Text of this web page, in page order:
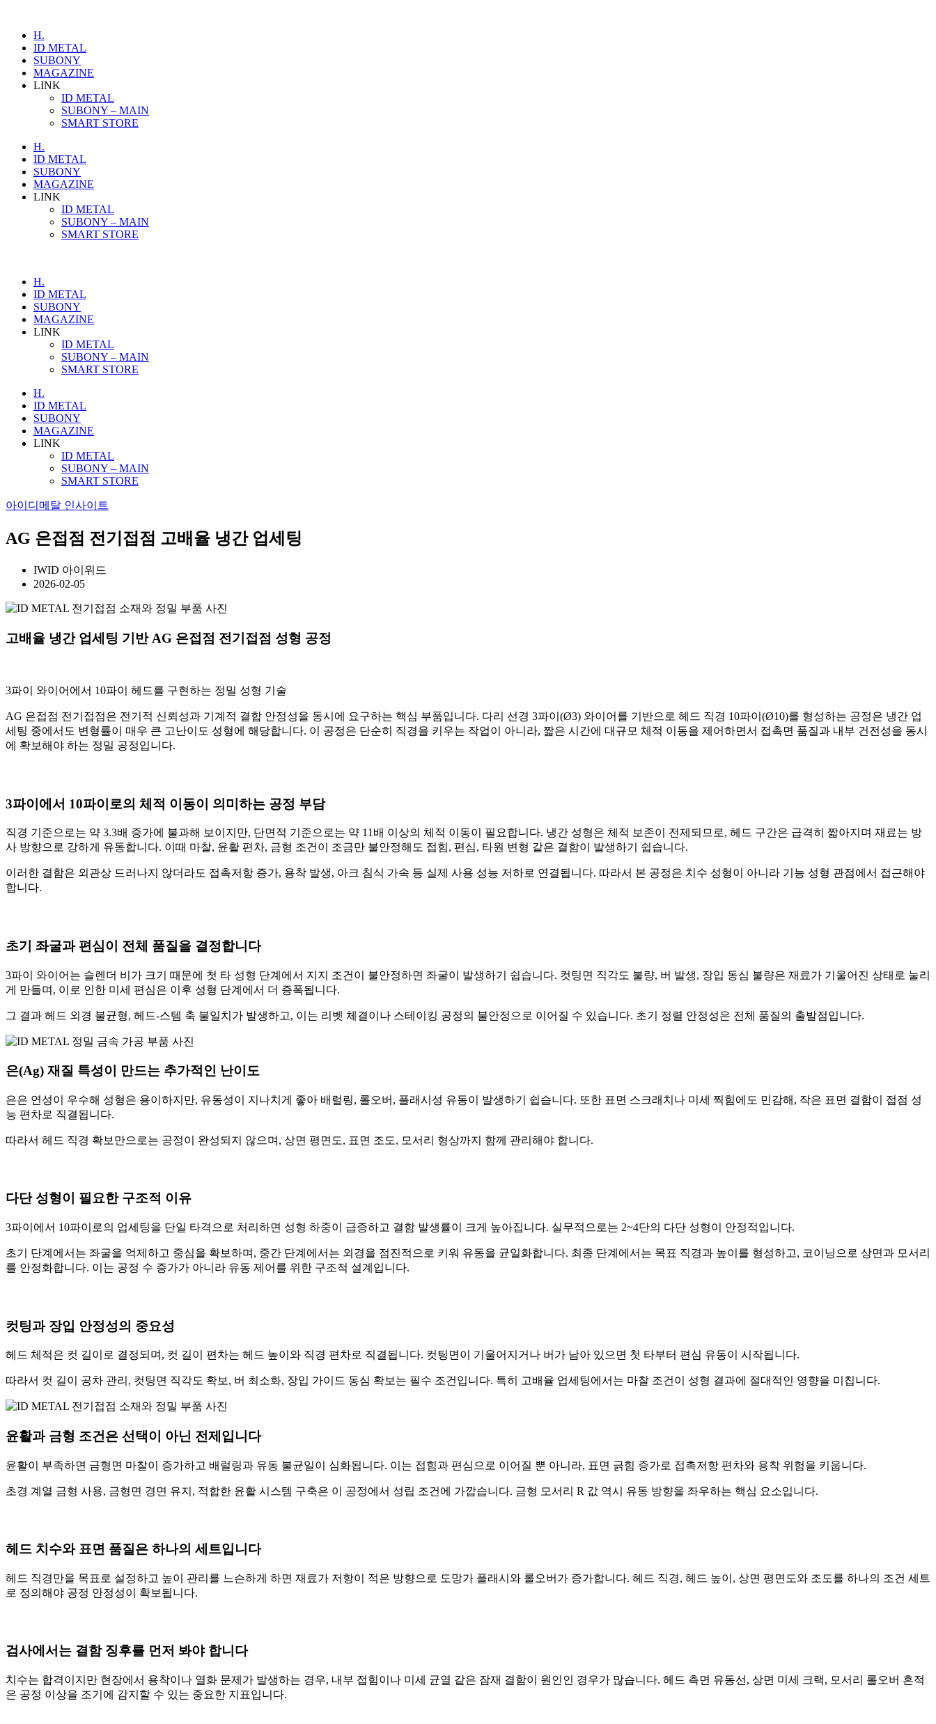
H.
ID METAL
SUBONY
MAGAZINE
LINK
ID METAL
SUBONY – MAIN
SMART STORE
H.
ID METAL
SUBONY
MAGAZINE
LINK
ID METAL
SUBONY – MAIN
SMART STORE
H.
ID METAL
SUBONY
MAGAZINE
LINK
ID METAL
SUBONY – MAIN
SMART STORE
H.
ID METAL
SUBONY
MAGAZINE
LINK
ID METAL
SUBONY – MAIN
SMART STORE
아이디메탈 인사이트
AG 은접점 전기접점 고배율 냉간 업세팅
IWID 아이위드
2026-02-05
고배율 냉간 업세팅 기반 AG 은접점 전기접점 성형 공정
3파이 와이어에서 10파이 헤드를 구현하는 정밀 성형 기술
AG 은접점 전기접점은 전기적 신뢰성과 기계적 결합 안정성을 동시에 요구하는 핵심 부품입니다. 다리 선경 3파이(Ø3) 와이어를 기반으로 헤드 직경 10파이(Ø10)를 형성하는 공정은 냉간 업
세팅 중에서도 변형률이 매우 큰 고난이도 성형에 해당합니다. 이 공정은 단순히 직경을 키우는 작업이 아니라, 짧은 시간에 대규모 체적 이동을 제어하면서 접촉면 품질과 내부 건전성을 동시
에 확보해야 하는 정밀 공정입니다.
3파이에서 10파이로의 체적 이동이 의미하는 공정 부담
직경 기준으로는 약 3.3배 증가에 불과해 보이지만, 단면적 기준으로는 약 11배 이상의 체적 이동이 필요합니다. 냉간 성형은 체적 보존이 전제되므로, 헤드 구간은 급격히 짧아지며 재료는 방
사 방향으로 강하게 유동합니다. 이때 마찰, 윤활 편차, 금형 조건이 조금만 불안정해도 접힘, 편심, 타원 변형 같은 결함이 발생하기 쉽습니다.
이러한 결함은 외관상 드러나지 않더라도 접촉저항 증가, 용착 발생, 아크 침식 가속 등 실제 사용 성능 저하로 연결됩니다. 따라서 본 공정은 치수 성형이 아니라 기능 성형 관점에서 접근해야
합니다.
초기 좌굴과 편심이 전체 품질을 결정합니다
3파이 와이어는 슬렌더 비가 크기 때문에 첫 타 성형 단계에서 지지 조건이 불안정하면 좌굴이 발생하기 쉽습니다. 컷팅면 직각도 불량, 버 발생, 장입 동심 불량은 재료가 기울어진 상태로 눌리
게 만들며, 이로 인한 미세 편심은 이후 성형 단계에서 더 증폭됩니다.
그 결과 헤드 외경 불균형, 헤드-스템 축 불일치가 발생하고, 이는 리벳 체결이나 스테이킹 공정의 불안정으로 이어질 수 있습니다. 초기 정렬 안정성은 전체 품질의 출발점입니다.
은(Ag) 재질 특성이 만드는 추가적인 난이도
은은 연성이 우수해 성형은 용이하지만, 유동성이 지나치게 좋아 배럴링, 롤오버, 플래시성 유동이 발생하기 쉽습니다. 또한 표면 스크래치나 미세 찍힘에도 민감해, 작은 표면 결함이 접점 성
능 편차로 직결됩니다.
따라서 헤드 직경 확보만으로는 공정이 완성되지 않으며, 상면 평면도, 표면 조도, 모서리 형상까지 함께 관리해야 합니다.
다단 성형이 필요한 구조적 이유
3파이에서 10파이로의 업세팅을 단일 타격으로 처리하면 성형 하중이 급증하고 결함 발생률이 크게 높아집니다. 실무적으로는 2~4단의 다단 성형이 안정적입니다.
초기 단계에서는 좌굴을 억제하고 중심을 확보하며, 중간 단계에서는 외경을 점진적으로 키워 유동을 균일화합니다. 최종 단계에서는 목표 직경과 높이를 형성하고, 코이닝으로 상면과 모서리
를 안정화합니다. 이는 공정 수 증가가 아니라 유동 제어를 위한 구조적 설계입니다.
컷팅과 장입 안정성의 중요성
헤드 체적은 컷 길이로 결정되며, 컷 길이 편차는 헤드 높이와 직경 편차로 직결됩니다. 컷팅면이 기울어지거나 버가 남아 있으면 첫 타부터 편심 유동이 시작됩니다.
따라서 컷 길이 공차 관리, 컷팅면 직각도 확보, 버 최소화, 장입 가이드 동심 확보는 필수 조건입니다. 특히 고배율 업세팅에서는 마찰 조건이 성형 결과에 절대적인 영향을 미칩니다.
윤활과 금형 조건은 선택이 아닌 전제입니다
윤활이 부족하면 금형면 마찰이 증가하고 배럴링과 유동 불균일이 심화됩니다. 이는 접힘과 편심으로 이어질 뿐 아니라, 표면 긁힘 증가로 접촉저항 편차와 용착 위험을 키웁니다.
초경 계열 금형 사용, 금형면 경면 유지, 적합한 윤활 시스템 구축은 이 공정에서 성립 조건에 가깝습니다. 금형 모서리 R 값 역시 유동 방향을 좌우하는 핵심 요소입니다.
헤드 치수와 표면 품질은 하나의 세트입니다
헤드 직경만을 목표로 설정하고 높이 관리를 느슨하게 하면 재료가 저항이 적은 방향으로 도망가 플래시와 롤오버가 증가합니다. 헤드 직경, 헤드 높이, 상면 평면도와 조도를 하나의 조건 세트
로 정의해야 공정 안정성이 확보됩니다.
검사에서는 결함 징후를 먼저 봐야 합니다
치수는 합격이지만 현장에서 용착이나 열화 문제가 발생하는 경우, 내부 접힘이나 미세 균열 같은 잠재 결함이 원인인 경우가 많습니다. 헤드 측면 유동선, 상면 미세 크랙, 모서리 롤오버 흔적
은 공정 이상을 조기에 감지할 수 있는 중요한 지표입니다.